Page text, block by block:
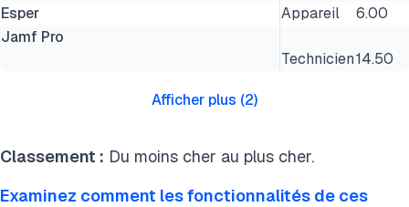
Esper
Appareil
6.00
Jamf Pro
Technicien14.50
Afficher plus (2)
Classement : Du moins cher au plus cher.
Examinez comment les fonctionnalités de ces